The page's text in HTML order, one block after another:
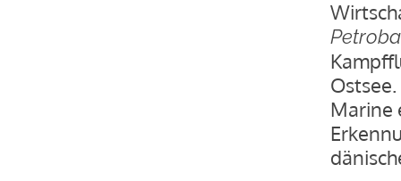
Marine